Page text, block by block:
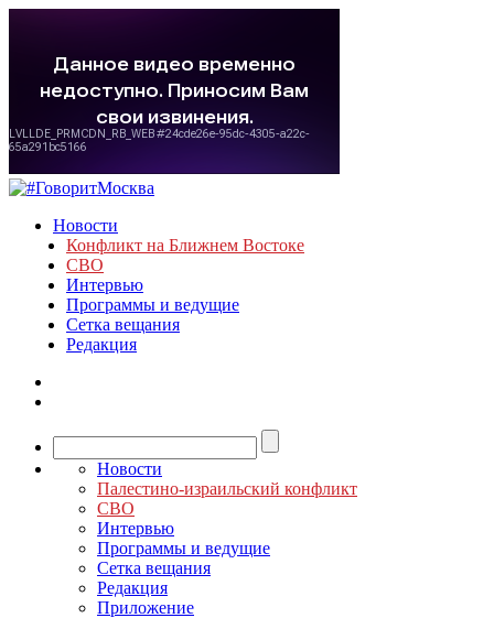
Новости
Конфликт на Ближнем Востоке
СВО
Интервью
Программы и ведущие
Сетка вещания
Редакция
Новости
Палестино-израильский конфликт
СВО
Интервью
Программы и ведущие
Сетка вещания
Редакция
Приложение